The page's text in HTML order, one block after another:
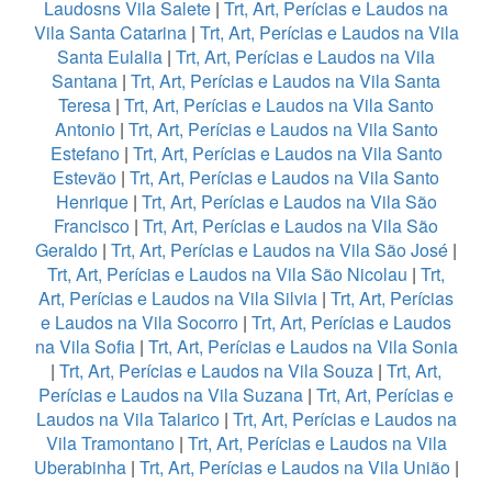
Laudosns Vila Salete | Trt, Art, Perícias e Laudos na
Vila Santa Catarina| Trt, Art, Perícias e Laudos na Vila
Santa Eulalia | Trt, Art, Perícias e Laudos na Vila
Santana | Trt, Art, Perícias e Laudos na Vila Santa
Teresa | Trt, Art, Perícias e Laudos na Vila Santo
Antonio| Trt, Art, Perícias e Laudos na Vila Santo
Estefano| Trt, Art, Perícias e Laudos na Vila Santo
Estevão | Trt, Art, Perícias e Laudos na Vila Santo
Henrique| Trt, Art, Perícias e Laudos na Vila São
Francisco | Trt, Art, Perícias e Laudos na Vila São
Geraldo | Trt, Art, Perícias e Laudos na Vila São José |
Trt, Art, Perícias e Laudos na Vila São Nicolau | Trt,
Art, Perícias e Laudos na Vila Silvia | Trt, Art, Perícias
e Laudos na Vila Socorro | Trt, Art, Perícias e Laudos
na Vila Sofia| Trt, Art, Perícias e Laudos na Vila Sonia
| Trt, Art, Perícias e Laudos na Vila Souza | Trt, Art,
Perícias e Laudos na Vila Suzana | Trt, Art, Perícias e
Laudos na Vila Talarico| Trt, Art, Perícias e Laudos na
Vila Tramontano| Trt, Art, Perícias e Laudos na Vila
Uberabinha| Trt, Art, Perícias e Laudos na Vila União|